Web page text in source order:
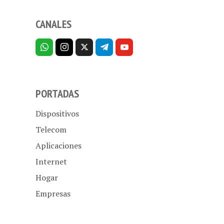
CANALES
PORTADAS
Dispositivos
Telecom
Aplicaciones
Internet
Hogar
Empresas